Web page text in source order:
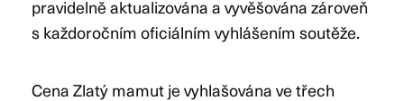
pravidelně aktualizována a vyvěšována zároveň
s každoročním oficiálním vyhlášením soutěže.
Cena Zlatý mamut je vyhlašována ve třech